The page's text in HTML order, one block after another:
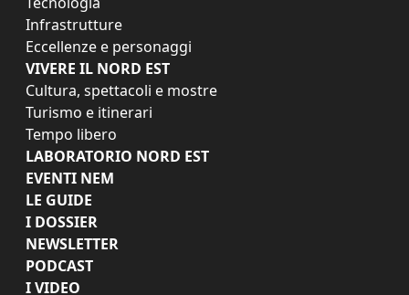
Infrastrutture
Eccellenze e personaggi
VIVERE IL NORD EST
Cultura, spettacoli e mostre
Turismo e itinerari
Tempo libero
LABORATORIO NORD EST
EVENTI NEM
LE GUIDE
I DOSSIER
NEWSLETTER
PODCAST
I VIDEO